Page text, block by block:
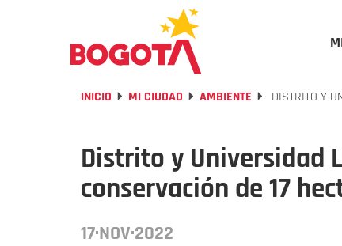
INICIO MI CIUDAD AMBIENTE DISTRITO Y
Distrito y Universidad
conservación de 17
17·NOV·2022